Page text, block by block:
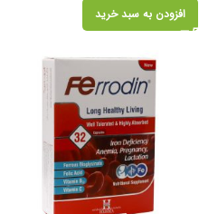
افزودن به سبد خرید